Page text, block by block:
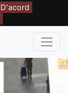
D'acord